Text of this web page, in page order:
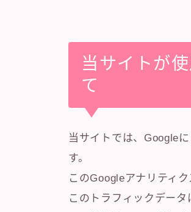
当サイトが
て
当サイトでは、Google
す。
このGoogleアナリティ
このトラフィックデータ